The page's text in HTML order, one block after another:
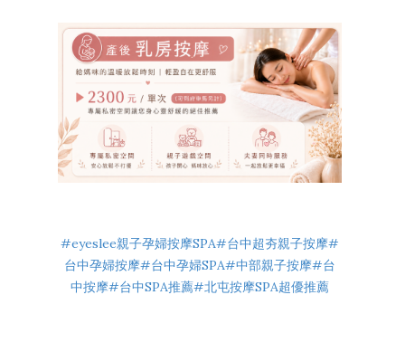
#eyeslee親子孕婦按摩SPA#台中超夯親子按摩#
台中孕婦按摩#台中孕婦SPA#中部親子按摩#台
中按摩#台中SPA推薦#北屯按摩SPA超優推薦